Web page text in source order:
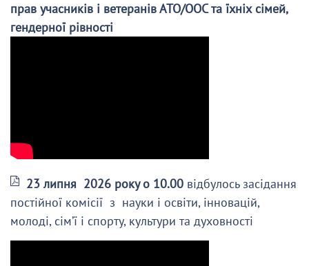
прав учасників і ветеранів АТО/ООС та їхніх сімей,
гендерної рівності
23 липня 2026 року о 10.00 відбулось засідання
постійної комісії з науки і освіти, інновацій,
молоді, сім’ї і спорту, культури та духовності